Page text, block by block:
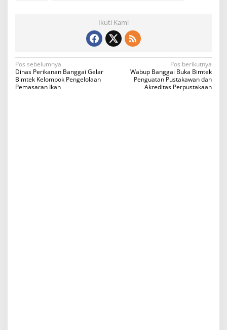
Ikuti Kami
N
a
Pos sebelumnya
Dinas Perikanan Banggai Gelar
Bimtek Kelompok Pengelolaan
Pemasaran Ikan
Pos berikutnya
Wabup Banggai Buka Bimtek
Penguatan Pustakawan dan
Akreditas Perpustakaan